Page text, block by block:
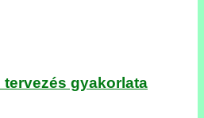
tervezés gyakorlata